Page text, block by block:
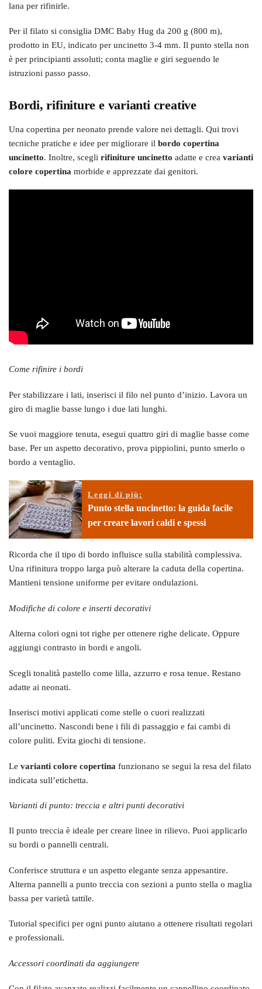
lana per rifinirle.
Per il filato si consiglia DMC Baby Hug da 200 g (800 m),
prodotto in EU, indicato per uncinetto 3-4 mm. Il punto stella non
è per principianti assoluti; conta maglie e giri seguendo le
istruzioni passo passo.
Bordi, rifiniture e varianti creative
Una copertina per neonato prende valore nei dettagli. Qui trovi
tecniche pratiche e idee per migliorare il bordo copertina
uncinetto. Inoltre, scegli rifiniture uncinetto adatte e crea varianti
colore copertina morbide e apprezzate dai genitori.
Come rifinire i bordi
Per stabilizzare i lati, inserisci il filo nel punto d’inizio. Lavora un
giro di maglie basse lungo i due lati lunghi.
Se vuoi maggiore tenuta, esegui quattro giri di maglie basse come
base. Per un aspetto decorativo, prova pippiolini, punto smerlo o
bordo a ventaglio.
Leggi di più:
Punto stella uncinetto: la guida facile
per creare lavori caldi e spessi
Ricorda che il tipo di bordo influisce sulla stabilità complessiva.
Una rifinitura troppo larga può alterare la caduta della copertina.
Mantieni tensione uniforme per evitare ondulazioni.
Modifiche di colore e inserti decorativi
Alterna colori ogni tot righe per ottenere righe delicate. Oppure
aggiungi contrasto in bordi e angoli.
Scegli tonalità pastello come lilla, azzurro e rosa tenue. Restano
adatte ai neonati.
Inserisci motivi applicati come stelle o cuori realizzati
all’uncinetto. Nascondi bene i fili di passaggio e fai cambi di
colore puliti. Evita giochi di tensione.
Le varianti colore copertina funzionano se segui la resa del filato
indicata sull’etichetta.
Varianti di punto: treccia e altri punti decorativi
Il punto treccia è ideale per creare linee in rilievo. Puoi applicarlo
su bordi o pannelli centrali.
Conferisce struttura e un aspetto elegante senza appesantire.
Alterna pannelli a punto treccia con sezioni a punto stella o maglia
bassa per varietà tattile.
Tutorial specifici per ogni punto aiutano a ottenere risultati regolari
e professionali.
Accessori coordinati da aggiungere